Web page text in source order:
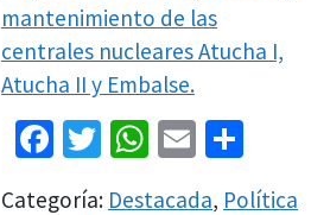
mantenimiento de las
centrales nucleares Atucha I,
Atucha II y Embalse.
Facebook
Twitter
WhatsApp
Email
Categoría: Destacada, Política